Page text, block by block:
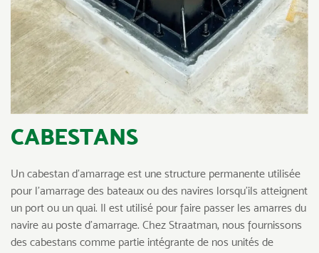
CABESTANS
Un cabestan d’amarrage est une structure permanente utilisée
pour l’amarrage des bateaux ou des navires lorsqu’ils atteignent
un port ou un quai. Il est utilisé pour faire passer les amarres du
navire au poste d’amarrage. Chez Straatman, nous fournissons
des cabestans comme partie intégrante de nos unités de